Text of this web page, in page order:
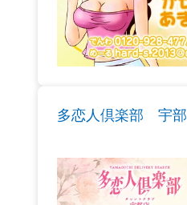
多恋人倶楽部 宇部